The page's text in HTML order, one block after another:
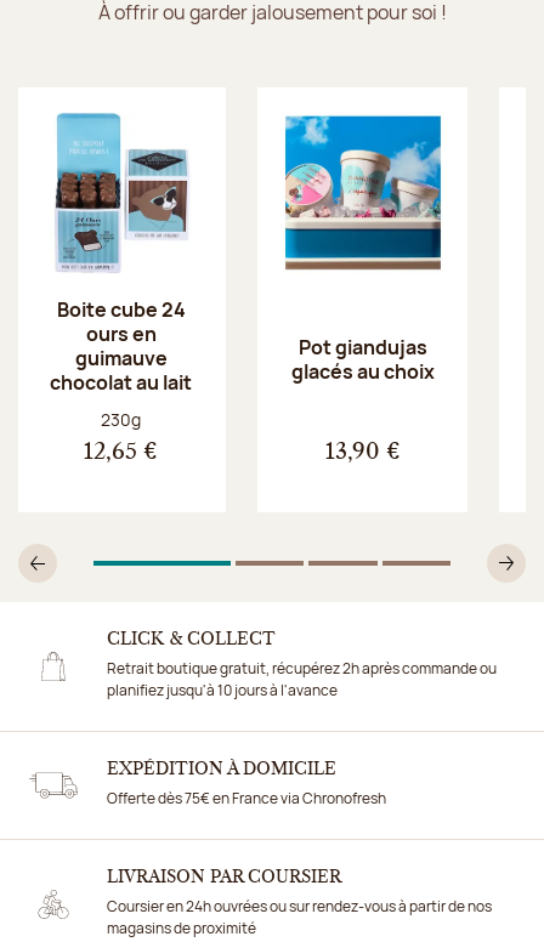
À offrir ou garder jalousement pour soi !
Boite cube 24
ours en
guimauve
chocolat au lait
Poids net :
230g
12,65 €
Pot giandujas
glacés au choix
13,90 €
Précédent
1Sur 4 2Sur 4
3Sur 4
4Sur 4
CLICK & COLLECT
Retrait boutique gratuit, récupérez 2h après commande ou
planifiez jusqu'à 10 jours à l'avance
EXPÉDITION À DOMICILE
Offerte dès 75€ en France via Chronofresh
LIVRAISON PAR COURSIER
Coursier en 24h ouvrées ou sur rendez-vous à partir de nos
magasins de proximité